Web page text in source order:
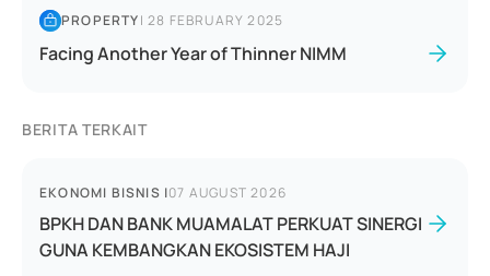
PROPERTY|28 FEBRUARY 2025
Facing Another Year of Thinner NIMM
BERITA TERKAIT
EKONOMI BISNIS |07 AUGUST 2026
BPKH DAN BANK MUAMALAT PERKUAT SINERGI
GUNA KEMBANGKAN EKOSISTEM HAJI